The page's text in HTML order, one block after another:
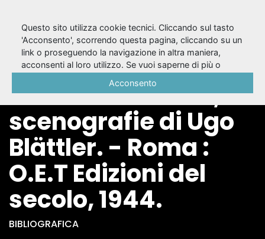
Tecnica del teatro /
Lucio Chiavarelli ;
scenografie di Ugo
Blättler. - Roma :
O.E.T Edizioni del
secolo, 1944.
BIBLIOGRAFICA
Questo sito utilizza cookie tecnici. Cliccando sul tasto
'Acconsento', scorrendo questa pagina, cliccando su un
link o proseguendo la navigazione in altra maniera,
acconsenti al loro utilizzo. Se vuoi saperne di più o
Acconsento